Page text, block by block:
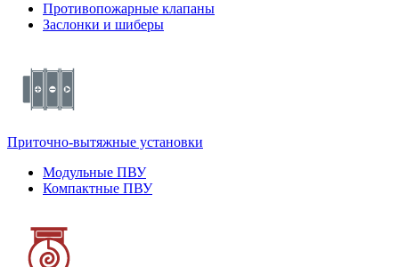
Противопожарные клапаны
Заслонки и шиберы
Приточно-вытяжные установки
Модульные ПВУ
Компактные ПВУ